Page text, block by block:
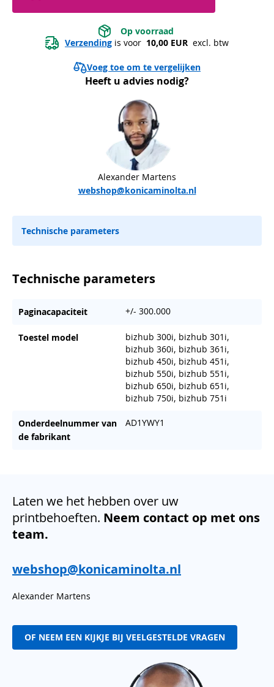
Op voorraad
Verzending is voor 10,00 EUR excl. btw
Voeg toe om te vergelijken
Heeft u advies nodig?
Alexander Martens
webshop@konicaminolta.nl
Technische parameters
Technische parameters
Paginacapaciteit +/- 300.000
Toestel model
bizhub 300i, bizhub 301i,
bizhub 360i, bizhub 361i,
bizhub 450i, bizhub 451i,
bizhub 550i, bizhub 551i,
bizhub 650i, bizhub 651i,
bizhub 750i, bizhub 751i
Onderdeelnummer van
de fabrikant
AD1YWY1
Laten we het hebben over uw
printbehoeften. Neem contact op met ons
team.
webshop@konicaminolta.nl
Alexander Martens
OF NEEM EEN KIJKJE BIJ VEELGESTELDE VRAGEN